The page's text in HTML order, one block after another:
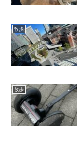
散歩
散歩